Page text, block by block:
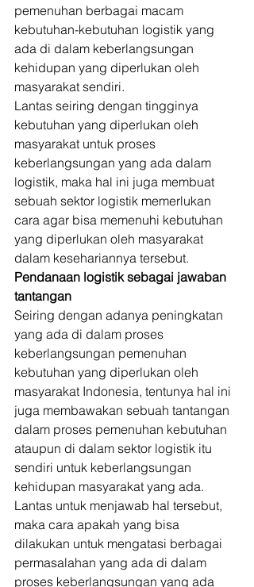
pemenuhan berbagai macam
kebutuhan-kebutuhan logistik yang
ada di dalam keberlangsungan
kehidupan yang diperlukan oleh
masyarakat sendiri.
Lantas seiring dengan tingginya
kebutuhan yang diperlukan oleh
masyarakat untuk proses
keberlangsungan yang ada dalam
logistik, maka hal ini juga membuat
sebuah sektor logistik memerlukan
cara agar bisa memenuhi kebutuhan
yang diperlukan oleh masyarakat
dalam kesehariannya tersebut.
Pendanaan logistik sebagai jawaban
tantangan
Seiring dengan adanya peningkatan
yang ada di dalam proses
keberlangsungan pemenuhan
kebutuhan yang diperlukan oleh
masyarakat Indonesia, tentunya hal ini
juga membawakan sebuah tantangan
dalam proses pemenuhan kebutuhan
ataupun di dalam sektor logistik itu
sendiri untuk keberlangsungan
kehidupan masyarakat yang ada.
Lantas untuk menjawab hal tersebut,
maka cara apakah yang bisa
dilakukan untuk mengatasi berbagai
permasalahan yang ada di dalam
proses keberlangsungan yang ada